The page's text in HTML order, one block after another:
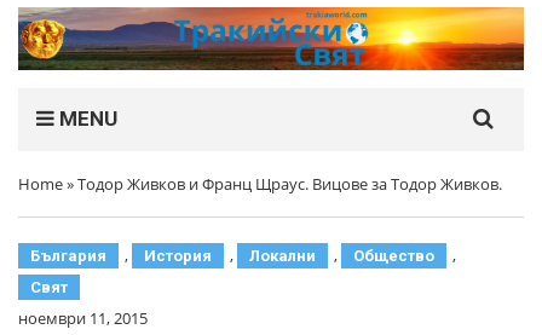
MENU
Home»Тодор Живков и Франц Щраус. Вицове за Тодор Живков.
България , История , Локални , Общество ,
Свят
ноември 11, 2015